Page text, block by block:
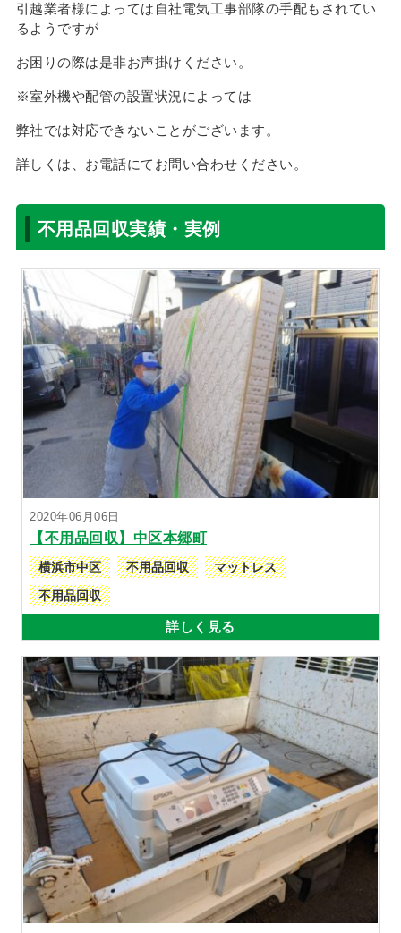
引越業者様によっては自社電気工事部隊の手配もされてい
るようですが
お困りの際は是非お声掛けください。
※室外機や配管の設置状況によっては
弊社では対応できないことがございます。
詳しくは、お電話にてお問い合わせください。
不用品回収実績・実例
2020年06月06日
【不用品回収】中区本郷町
横浜市中区 不用品回収
マットレス
不用品回収
詳しく見る